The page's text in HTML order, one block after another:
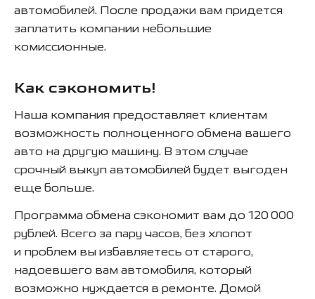
автомобилей. После продажи вам придется
заплатить компании небольшие
комиссионные.
Как сэкономить!
Наша компания предоставляет клиентам
возможность полноценного обмена вашего
авто на другую машину. В этом случае
срочный выкуп автомобилей будет выгоден
еще больше.
Программа обмена сэкономит вам до 120 000
рублей. Всего за пару часов, без хлопот
и проблем вы избавляетесь от старого,
надоевшего вам автомобиля, который
возможно нуждается в ремонте. Домой